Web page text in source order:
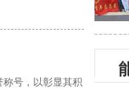
号，以彰显其积